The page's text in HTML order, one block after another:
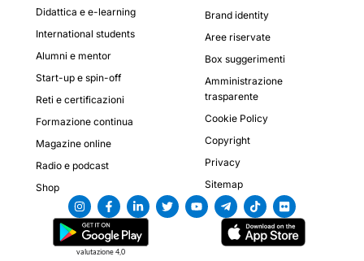
Didattica e e-learning
International students
Alumni e mentor
Start-up e spin-off
Reti e certificazioni
Formazione continua
Magazine online
Radio e podcast
Shop
Brand identity
Aree riservate
Box suggerimenti
Amministrazione
trasparente
Cookie Policy
Copyright
Privacy
Sitemap
valutazione 4,0